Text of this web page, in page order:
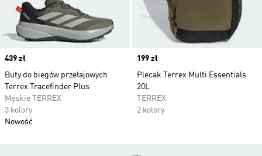
Price
439 zł
Buty do biegów przełajowych
Terrex Tracefinder Plus
Męskie TERREX
3 kolory
Nowość
Price
199 zł
Plecak Terrex Multi Essentials
20L
TERREX
2 kolory